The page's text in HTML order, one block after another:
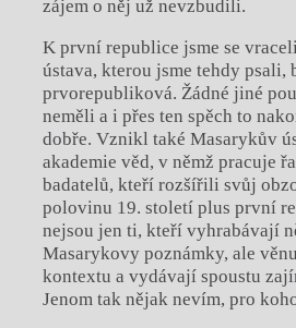
zájem o něj už nevzbudili.
K první republice jsme se
ústava, kterou jsme tehdy psali,
prvorepubliková. Žádné jiné
neměli a i přes ten spěch to
dobře. Vznikl také Masarykův
akademie věd, v němž pracuje
badatelů, kteří rozšířili svůj
polovinu 19. století plus první
nejsou jen ti, kteří vyhrabávají
Masarykovy poznámky, ale
kontextu a vydávají spoustu
Jenom tak nějak nevím, pro